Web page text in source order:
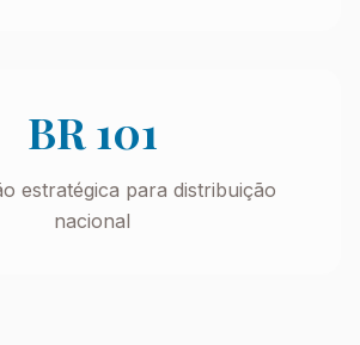
BR 101
estratégica para distribuição
nacional